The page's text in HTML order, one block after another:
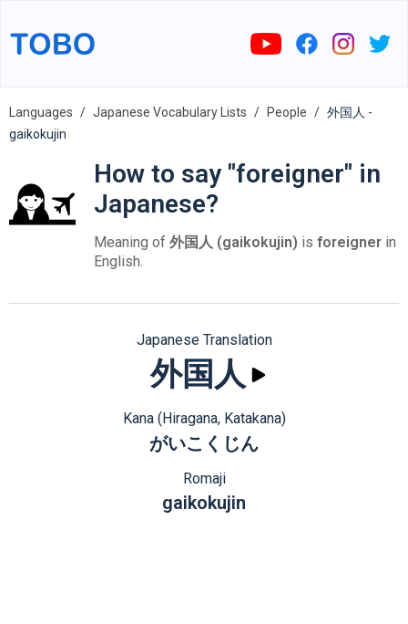
Languages Japanese Vocabulary Lists People
外国人 -
gaikokujin
How to say "foreigner" in
Japanese?
Meaning of 外国人 (gaikokujin) is foreignerin
English.
Japanese Translation
外国人
Kana (Hiragana, Katakana)
がいこくじん
Romaji
gaikokujin